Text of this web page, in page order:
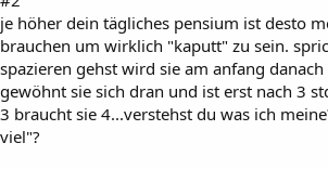
je höher dein tägliches pensium ist desto
brauchen um wirklich "kaputt" zu sein.
spazieren gehst wird sie am anfang
gewöhnt sie sich dran und ist erst nach 3
3 braucht sie 4...verstehst du was ich
viel"?